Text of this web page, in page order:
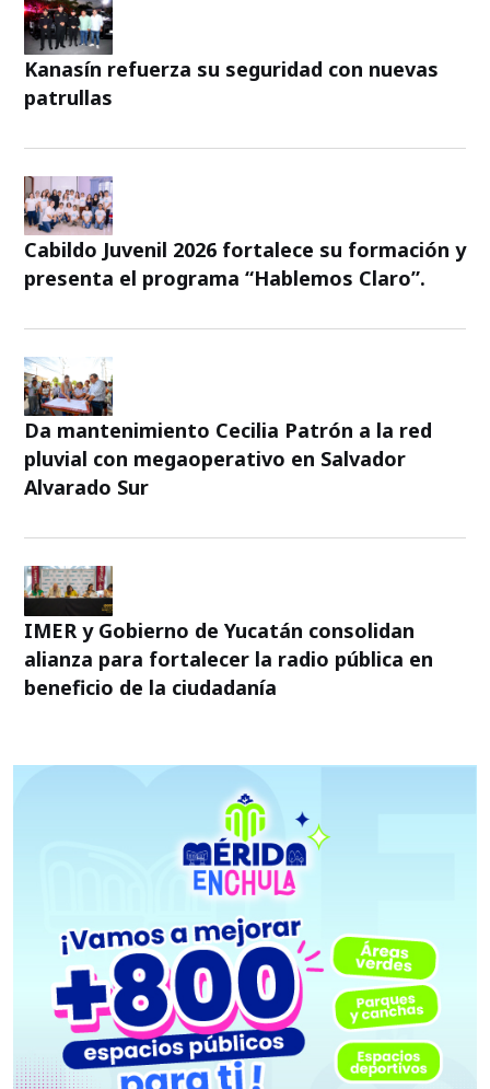
Kanasín refuerza su seguridad con nuevas
patrullas
Cabildo Juvenil 2026 fortalece su formación y
presenta el programa “Hablemos Claro”.
Da mantenimiento Cecilia Patrón a la red
pluvial con megaoperativo en Salvador
Alvarado Sur
IMER y Gobierno de Yucatán consolidan
alianza para fortalecer la radio pública en
beneficio de la ciudadanía